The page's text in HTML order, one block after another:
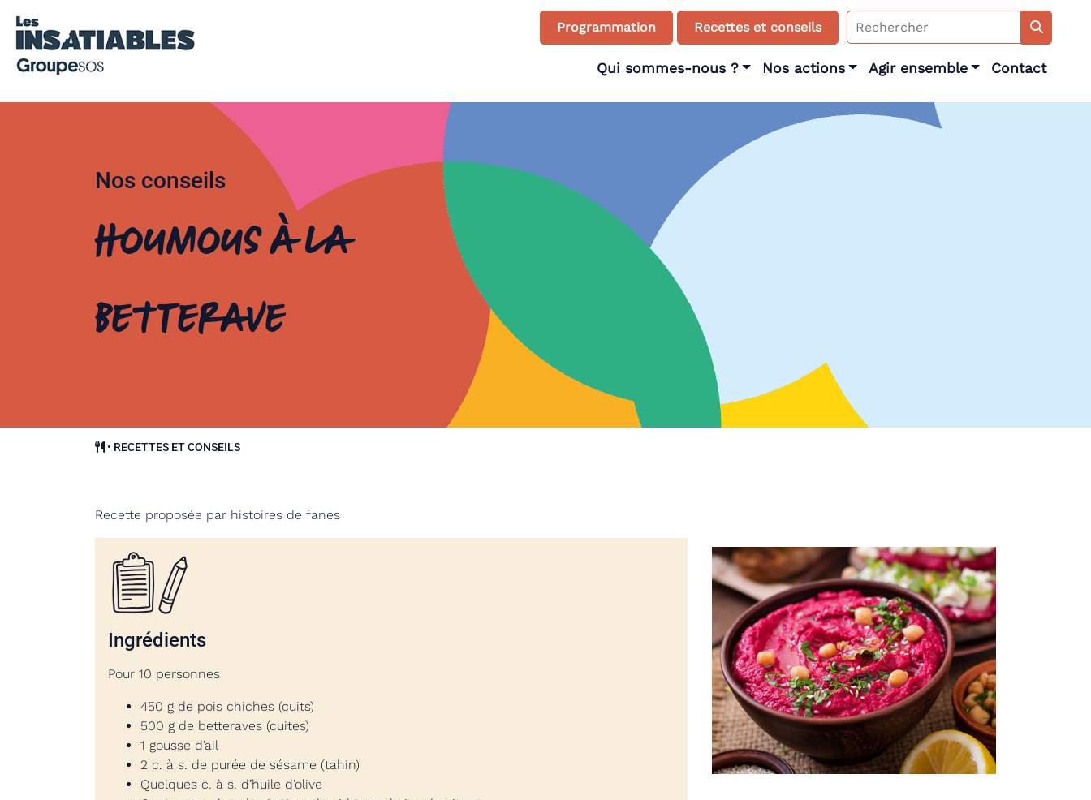
Programmation Recettes et conseils
Search
for:
Qui sommes-nous ? Nos actions Agir ensemble Contact
Nos conseils
Houmous à la
betterave
• RECETTES ET CONSEILS
Recette proposée par histoires de fanes
Ingrédients
Pour 10 personnes
450 g de pois chiches (cuits)
500 g de betteraves (cuites)
1 gousse d’ail
2 c. à s. de purée de sésame (tahin)
Quelques c. à s. d’huile d’olive